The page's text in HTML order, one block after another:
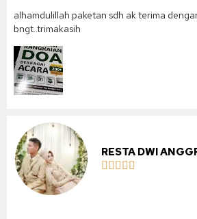
alhamdulillah paketan sdh ak terima
bngt..trimakasih
RESTA DWI
    